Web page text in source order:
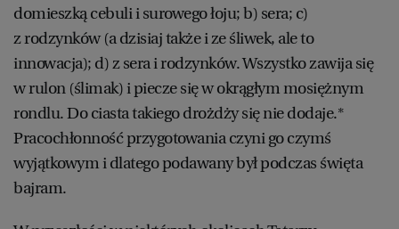
domieszką cebuli i surowego łoju; b) sera; c)
z rodzynków (a dzisiaj także i ze śliwek, ale to
innowacja); d) z sera i rodzynków. Wszystko zawija się
w rulon (ślimak) i piecze się w okrągłym mosiężnym
rondlu. Do ciasta takiego drożdży się nie dodaje.*
Pracochłonność przygotowania czyni go czymś
wyjątkowym i dlatego podawany był podczas święta
bajram.